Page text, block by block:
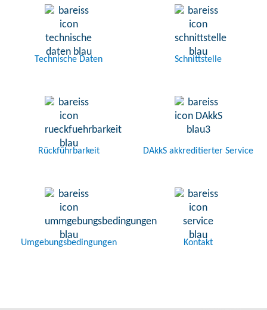
Technische Daten Schnittstelle
Rückführbarkeit DAkkS akkreditierter Service
Umgebungsbedingungen Kontakt